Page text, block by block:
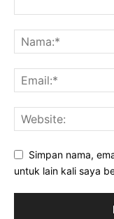
Simpan nama,
untuk lain kali saya